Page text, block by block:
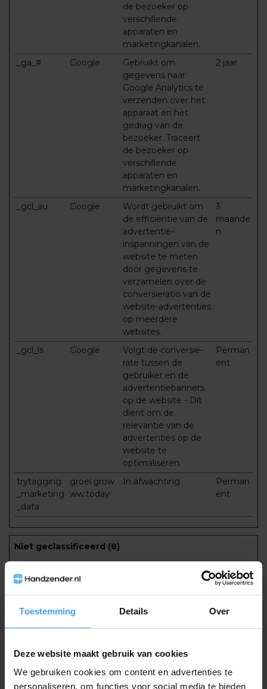
Toestemming Details Over
Deze website maakt gebruik van cookies
We gebruiken cookies om content en advertenties te
personaliseren, om functies voor social media te bieden
de bezoeker op
verschillende
apparaten en
marketingkanalen.
_ga_# Google
Gebruikt om
gegevens naar
Google Analytics te
verzenden over het
apparaat en het
gedrag van de
bezoeker. Traceert
de bezoeker op
verschillende
apparaten en
marketingkanalen.
2 jaar
_gcl_au Google
Wordt gebruikt om
de efficiëntie van de
advertentie-
inspanningen van de
website te meten
door gegevens te
verzamelen over de
conversieratio van de
website-advertenties
op meerdere
websites.
3
maande
n
_gcl_ls Google
Volgt de conversie-
rate tussen de
gebruiker en de
advertentiebanners
op de website - Dit
dient om de
relevantie van de
advertenties op de
website te
optimaliseren.
Perman
ent
trytagging
_marketing
_data
groei.grow
ww.today
In afwachting
Perman
ent
Niet geclassificeerd (8)
Niet-geclassificeerde cookies zijn cookies die we nog aan
het classificeren zijn, samen met de aanbieders van
afzonderlijke cookies.
tagging_ca
groei.grow
ww.today
In afwachting
trytagging